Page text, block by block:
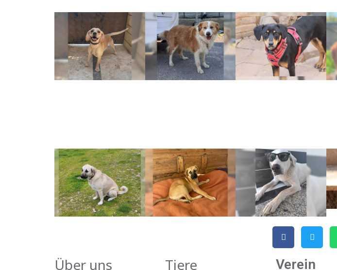
Über uns Tiere Verein